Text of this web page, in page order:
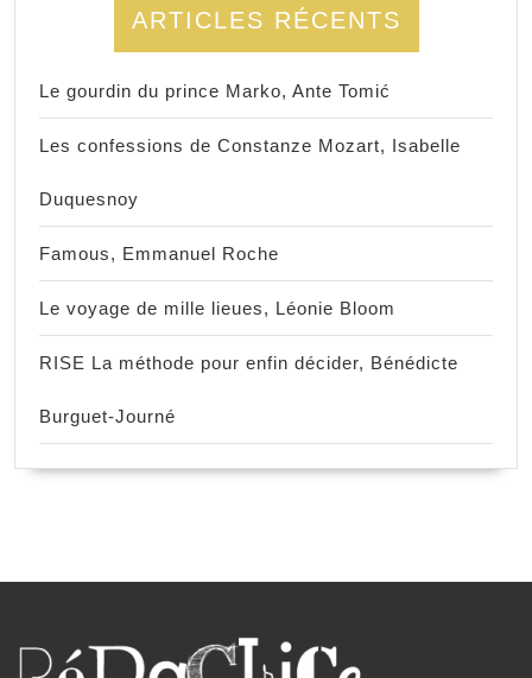
ARTICLES RÉCENTS
Le gourdin du prince Marko, Ante Tomić
Les confessions de Constanze Mozart, Isabelle
Duquesnoy
Famous, Emmanuel Roche
Le voyage de mille lieues, Léonie Bloom
RISE La méthode pour enfin décider, Bénédicte
Burguet-Journé